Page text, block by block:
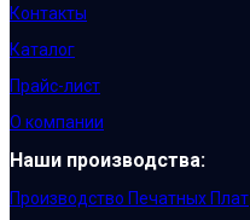
Контакты
Каталог
Прайс-лист
О компании
Наши производства:
Производство Печатных Плат